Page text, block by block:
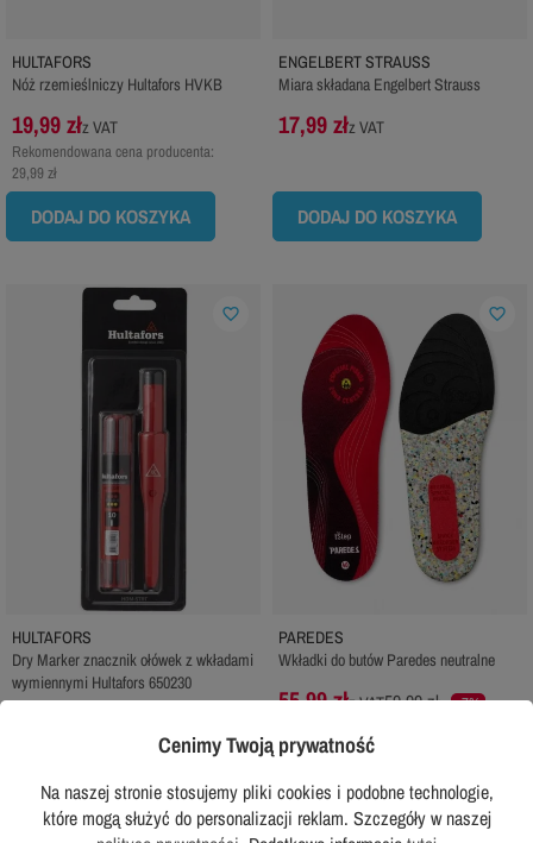
HULTAFORS
Nóż rzemieślniczy Hultafors HVKB
19,99 złz VAT
Rekomendowana cena producenta:
29,99 zł
DODAJ DO KOSZYKA
ENGELBERT STRAUSS
Miara składana Engelbert Strauss
17,99 złz VAT
DODAJ DO KOSZYKA
HULTAFORS
Dry Marker znacznik ołówek z wkładami
wymiennymi Hultafors 650230
Rekomendowana cena producenta:
DODAJ DO KOSZYKA
favorite_border
PAREDES
Wkładki do butów Paredes neutralne
55,99 złz VAT59,99 zł -7%
DODAJ DO KOSZYKA
favorite_border
Cenimy Twoją prywatność
Na naszej stronie stosujemy pliki cookies i podobne technologie,
które mogą służyć do personalizacji reklam. Szczegóły w naszej